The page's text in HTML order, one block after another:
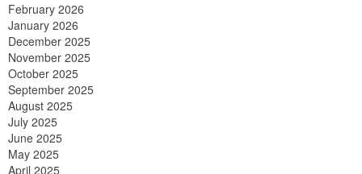
February 2026
January 2026
December 2025
November 2025
October 2025
September 2025
August 2025
July 2025
June 2025
May 2025
April 2025